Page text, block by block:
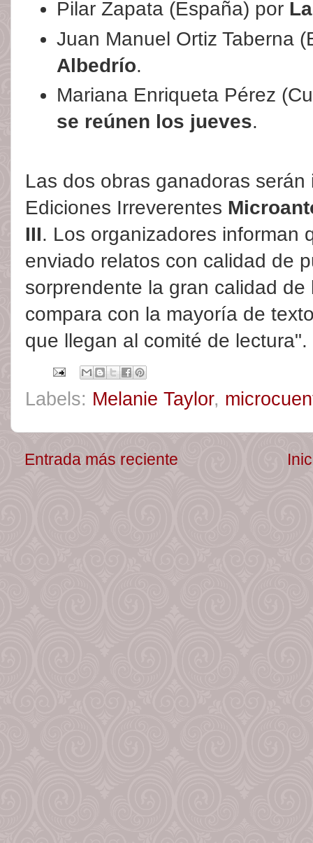
Pilar Zapata (España) por
Juan Manuel Ortiz Taberna
Albedrío.
Mariana Enriqueta Pérez
se reúnen los jueves.
Las dos obras ganadoras
Ediciones Irreverentes
III. Los organizadores informan
enviado relatos con calidad de
sorprendente la gran calidad de
compara con la mayoría de
que llegan al comité de lectura".
Labels: Melanie Taylor,
Entrada más reciente